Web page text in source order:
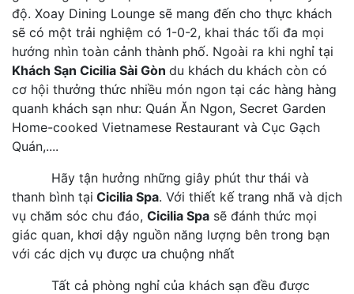
độ. Xoay Dining Lounge sẽ mang đến cho thực khách
sẽ có một trải nghiệm có 1-0-2, khai thác tối đa mọi
hướng nhìn toàn cảnh thành phố. Ngoài ra khi nghỉ tại
Khách Sạn Cicilia Sài Gòn du khách du khách còn có
cơ hội thưởng thức nhiều món ngon tại các hàng hàng
quanh khách sạn như: Quán Ăn Ngon, Secret Garden
Home-cooked Vietnamese Restaurant và Cục Gạch
Quán,....
Hãy tận hưởng những giây phút thư thái và
thanh bình tại Cicilia Spa. Với thiết kế trang nhã và dịch
vụ chăm sóc chu đáo, Cicilia Spa sẽ đánh thức mọi
giác quan, khơi dậy nguồn năng lượng bên trong bạn
với các dịch vụ được ưa chuộng nhất
Tất cả phòng nghỉ của khách sạn đều được